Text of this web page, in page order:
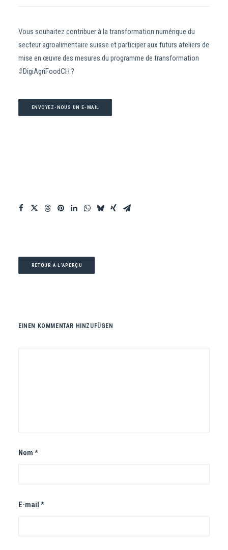
Vous souhaitez contribuer à la transformation numérique du
secteur agroalimentaire suisse et participer aux futurs ateliers de
mise en œuvre des mesures du programme de transformation
#DigiAgriFoodCH ?
ENVOYEZ-NOUS UN E-MAIL
RETOUR À L'APERÇU
EINEN KOMMENTAR HINZUFÜGEN
Nom *
E-mail *